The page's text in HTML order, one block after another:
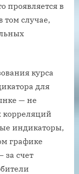
проявляется в
том случае,
курса
для
— не
корреляций
индикаторы,
графике
за счет